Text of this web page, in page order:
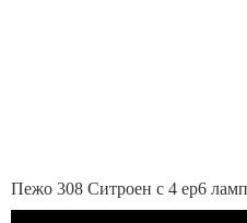
Пежо 308 Ситроен с 4 ep6